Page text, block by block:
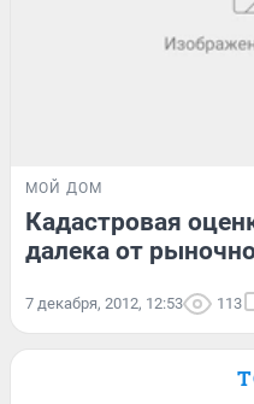
МОЙ ДОМ
Кадастровая
далека от
7 декабря, 2012, 12:53 113